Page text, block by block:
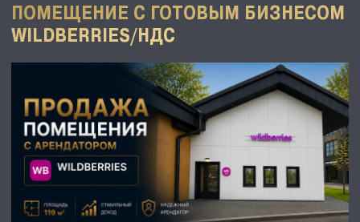
ПОМЕЩЕНИЕ С ГОТОВЫМ БИЗНЕСОМ
WILDBERRIES/НДС